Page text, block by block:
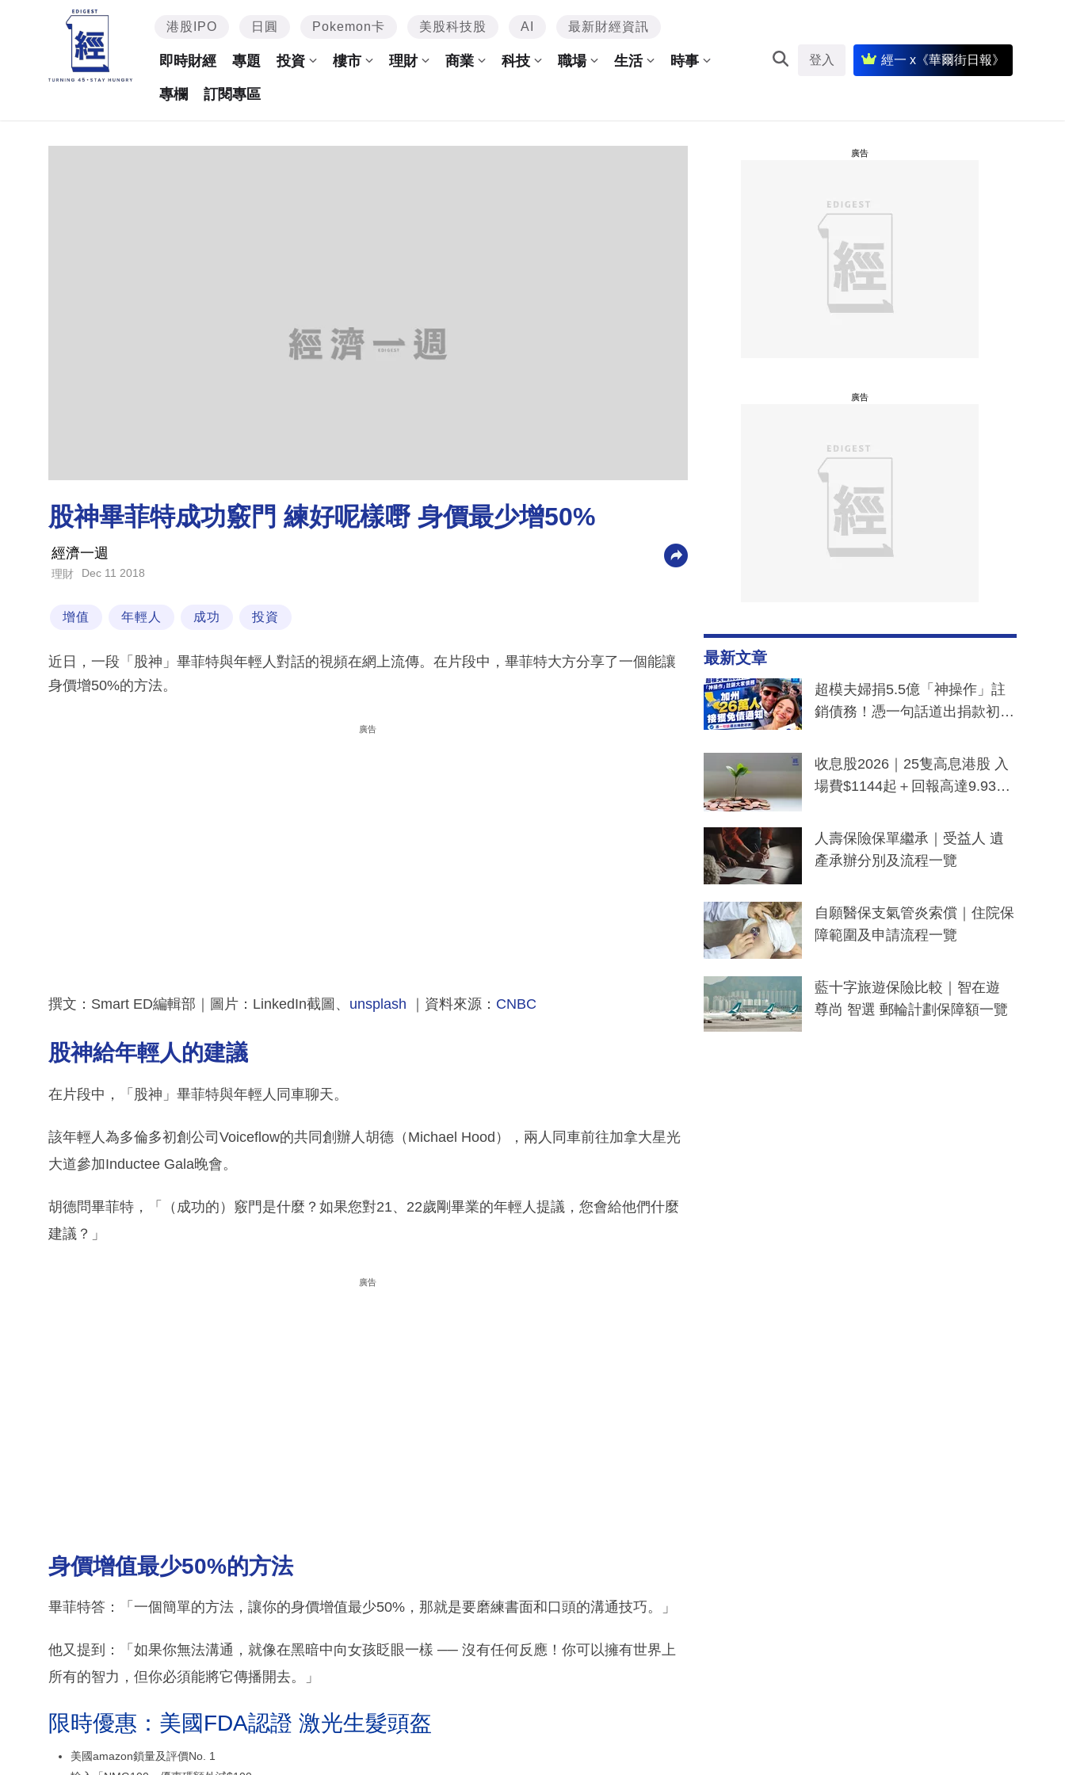
港股IPO 日圓 Pokemon卡 美股科技股 AI 最新財經資訊
即時財經 專題 投資 樓市 理財 商業 科技 職場 生活 時事
專欄 訂閱專區
登入 經一 x《華爾街日報》
股神畢菲特成功竅門 練好呢樣嘢 身價最少增50%
經濟一週
理財 Dec 11 2018
增值 年輕人 成功 投資
近日，一段「股神」畢菲特與年輕人對話的視頻在網上流傳。在片段中，畢菲特大方分享了一個能讓
身價增50%的方法。
廣告
撰文：Smart ED編輯部｜圖片：LinkedIn截圖、 unsplash ｜資料來源： CNBC
股神給年輕人的建議
在片段中，「股神」畢菲特與年輕人同車聊天。
該年輕人為多倫多初創公司Voiceflow的共同創辦人胡德（Michael Hood），兩人同車前往加拿大星光
大道參加Inductee Gala晚會。
胡德問畢菲特，「（成功的）竅門是什麼？如果您對21、22歲剛畢業的年輕人提議，您會給他們什麼
建議？」
廣告
身價增值最少50%的方法
畢菲特答：「一個簡單的方法，讓你的身價增值最少50%，那就是要磨練書面和口頭的溝通技巧。」
他又提到：「如果你無法溝通，就像在黑暗中向女孩眨眼一樣 ── 沒有任何反應！你可以擁有世界上
所有的智力，但你必須能將它傳播開去。」
限時優惠：美國FDA認證 激光生髮頭盔
美國amazon鎖量及評價No. 1
廣告
廣告
最新文章
超模夫婦捐5.5億「神操作」註
銷債務！憑一句話道出捐款初
一度被誤當詐騙手段
收息股2026｜25隻高息港股 入
場費$1144起＋回報高達9.93
人壽保險保單繼承｜受益人 遺
產承辦分別及流程一覽
自願醫保支氣管炎索償｜住院保
障範圍及申請流程一覽
藍十字旅遊保險比較｜智在遊
尊尚 智選 郵輪計劃保障額一覽